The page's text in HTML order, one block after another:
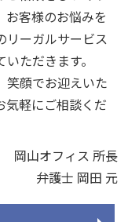
お客様のお悩みを
リーガルサービス
ただきます。
笑顔でお迎えいた
気軽にご相談くだ
岡山オフィス 所長
弁護士 岡田 元